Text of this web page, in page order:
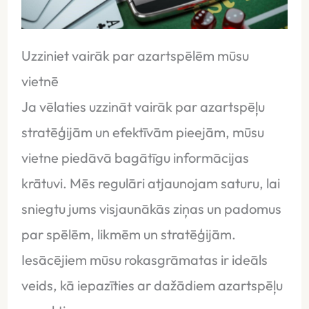
Uzziniet vairāk par azartspēlēm mūsu
vietnē
Ja vēlaties uzzināt vairāk par azartspēļu
stratēģijām un efektīvām pieejām, mūsu
vietne piedāvā bagātīgu informācijas
krātuvi. Mēs regulāri atjaunojam saturu, lai
sniegtu jums visjaunākās ziņas un padomus
par spēlēm, likmēm un stratēģijām.
Iesācējiem mūsu rokasgrāmatas ir ideāls
veids, kā iepazīties ar dažādiem azartspēļu